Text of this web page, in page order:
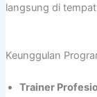
langsung di
Keunggulan
Trainer